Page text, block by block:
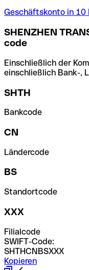
Geschäftskonto in 10
SHENZHEN
code
Einschließlich der
einschließlich Bank-,
SHTH
Bankcode
CN
Ländercode
BS
Standortcode
XXX
Filialcode
SWIFT-Code:
SHTHCNBSXXX
Kopieren